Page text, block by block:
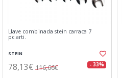
Llave combinada stein carraca 7
pc.arti.
STEIN
78,13€ 116,66€ - 33%